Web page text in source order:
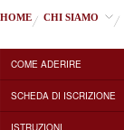
HOME CHI SIAMO
COME ADERIRE
SCHEDA DI ISCRIZIONE
ISTRUZIONI